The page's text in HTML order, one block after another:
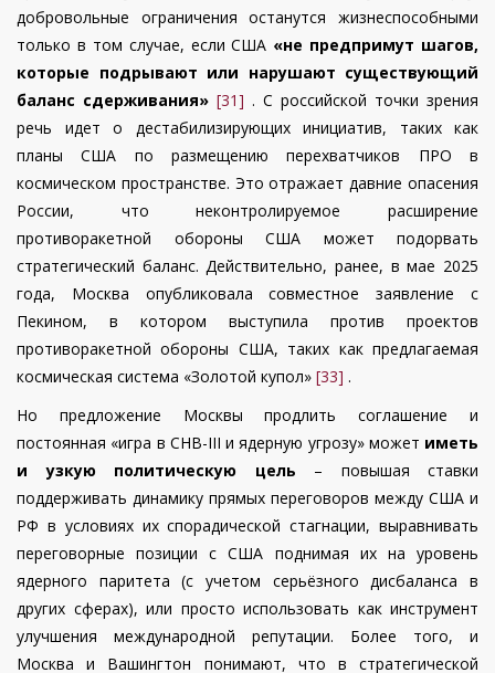
добровольные ограничения останутся жизнеспособными
только в том случае, если США «не предпримут шагов,
которые подрывают или нарушают существующий
баланс сдерживания» [31] . С российской точки зрения
речь идет о дестабилизирующих инициатив, таких как
планы США по размещению перехватчиков ПРО в
космическом пространстве. Это отражает давние опасения
России, что неконтролируемое расширение
противоракетной обороны США может подорвать
стратегический баланс. Действительно, ранее, в мае 2025
года, Москва опубликовала совместное заявление с
Пекином, в котором выступила против проектов
противоракетной обороны США, таких как предлагаемая
космическая система «Золотой купол» [33] .
Но предложение Москвы продлить соглашение и
постоянная «игра в СНВ-III и ядерную угрозу» может иметь
и узкую политическую цель – повышая ставки
поддерживать динамику прямых переговоров между США и
РФ в условиях их спорадической стагнации, выравнивать
переговорные позиции с США поднимая их на уровень
ядерного паритета (с учетом серьёзного дисбаланса в
других сферах), или просто использовать как инструмент
улучшения международной репутации. Более того, и
Москва и Вашингтон понимают, что в стратегической